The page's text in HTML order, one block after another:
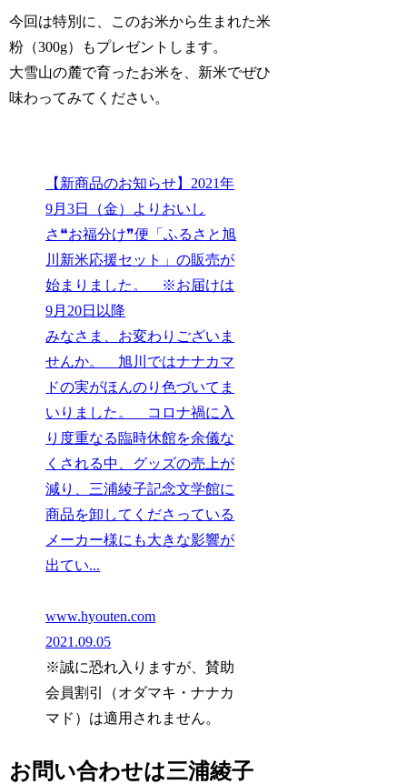
今回は特別に、このお米から生まれた米
粉（300g）もプレゼントします。
大雪山の麓で育ったお米を、新米でぜひ
味わってみてください。
【新商品のお知らせ】2021年
9月3日（金）よりおいし
さ❝お福分け❞便「ふるさと旭
川新米応援セット」の販売が
始まりました。 ※お届けは
9月20日以降
みなさま、お変わりございま
せんか。 旭川ではナナカマ
ドの実がほんのり色づいてま
いりました。 コロナ禍に入
り度重なる臨時休館を余儀な
くされる中、グッズの売上が
減り、三浦綾子記念文学館に
商品を卸してくださっている
メーカー様にも大きな影響が
出てい...
www.hyouten.com
2021.09.05
※誠に恐れ入りますが、賛助
会員割引（オダマキ・ナナカ
マド）は適用されません。
お問い合わせは三浦綾子